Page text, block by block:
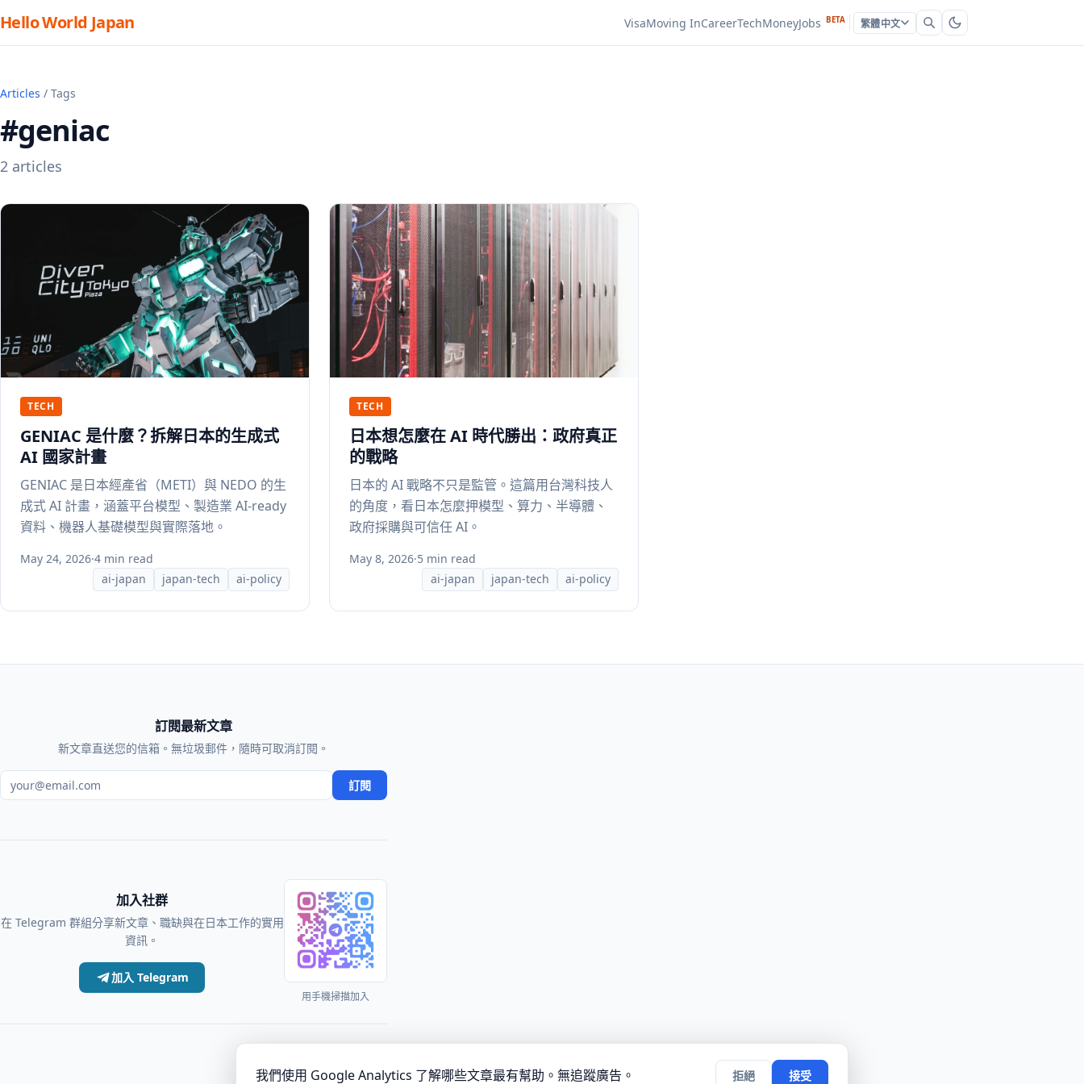
Hello World Japan VisaMoving InCareerTechMoneyJobs BETA 繁體中文
Articles / Tags
#geniac
2 articles
TECH
GENIAC 是什麼？拆解日本的生成式
AI 國家計畫
GENIAC 是日本經產省（METI）與 NEDO 的生
成式 AI 計畫，涵蓋平台模型、製造業 AI-ready
資料、機器人基礎模型與實際落地。
May 24, 2026·4 min read
ai-japan
japan-tech ai-policy
TECH
日本想怎麼在 AI 時代勝出：政府真正
的戰略
日本的 AI 戰略不只是監管。這篇用台灣科技人
的角度，看日本怎麼押模型、算力、半導體、
政府採購與可信任 AI。
May 8, 2026·5 min read
ai-japan
japan-tech ai-policy
訂閱最新文章
新文章直送您的信箱。無垃圾郵件，隨時可取消訂閱。
電子郵件地址 訂閱
加入社群
在 Telegram 群組分享新文章、職缺與在日本工作的實用
資訊。
加入 Telegram
用手機掃描加入
我們使用 Google Analytics 了解哪些文章最有幫助。無追蹤廣告。 拒絕 接受